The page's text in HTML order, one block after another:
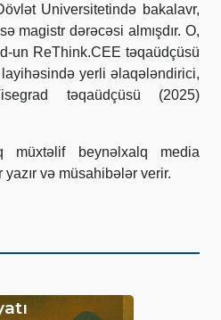
Universitetində bakalavr,
magistr dərəcəsi almışdır. O,
un ReThink.CEE təqaüdçüsü
yerli əlaqələndirici,
təqaüdçüsü (2025)
müxtəlif beynəlxalq media
və müsahibələr verir.